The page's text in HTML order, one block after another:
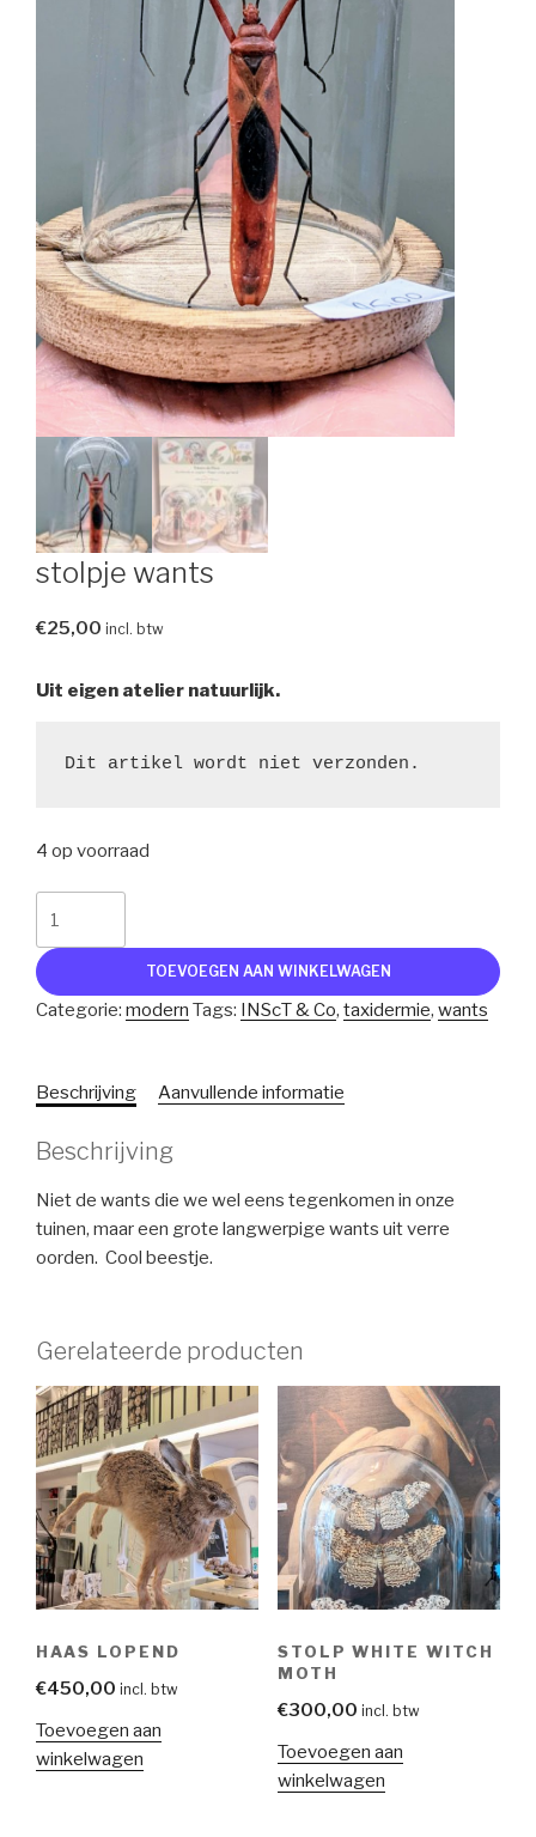
stolpje wants
€25,00 incl. btw
Uit eigen atelier natuurlijk.
Dit artikel wordt niet verzonden.
4 op voorraad
aantal
TOEVOEGEN AAN WINKELWAGEN
Categorie: modern Tags: INScT & Co, taxidermie, wants
Beschrijving Aanvullende informatie
Beschrijving
Niet de wants die we wel eens tegenkomen in onze
tuinen, maar een grote langwerpige wants uit verre
oorden. Cool beestje.
Gerelateerde producten
HAAS LOPEND
€450,00 incl. btw
Toevoegen aan
winkelwagen
STOLP WHITE WITCH
MOTH
€300,00 incl. btw
Toevoegen aan
winkelwagen